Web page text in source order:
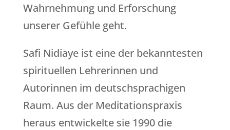
Wahrnehmung und Erforschung
unserer Gefühle geht.
Safi Nidiaye ist eine der bekanntesten
spirituellen Lehrerinnen und
Autorinnen im deutschsprachigen
Raum. Aus der Meditationspraxis
heraus entwickelte sie 1990 die